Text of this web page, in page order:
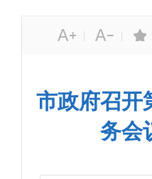
| |
市政府召开
务会